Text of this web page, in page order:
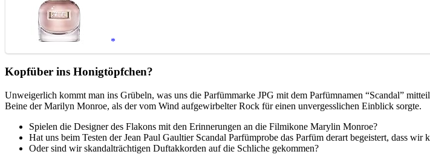
Kopfüber ins Honigtöpfchen?
Unweigerlich kommt man ins Grübeln, was uns die Parfümmarke JPG mit dem Parfümnamen “Scandal”
Beine der Marilyn Monroe, als der vom Wind aufgewirbelter Rock für einen unvergesslichen Einblick sorgte.
Spielen die Designer des Flakons mit den Erinnerungen an die Filmikone Marylin Monroe?
Hat uns beim Testen der Jean Paul Gaultier Scandal Parfümprobe das Parfüm derart begeistert, dass
Oder sind wir skandalträchtigen Duftakkorden auf die Schliche gekommen?